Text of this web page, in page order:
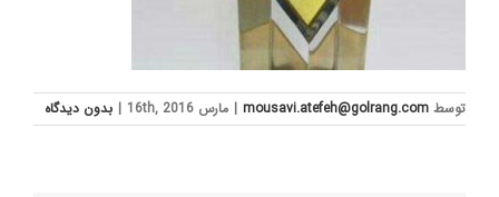
توسط mousavi.atefeh@golrang.com
| مارس 16th, 2016 | بدون ديدگاه